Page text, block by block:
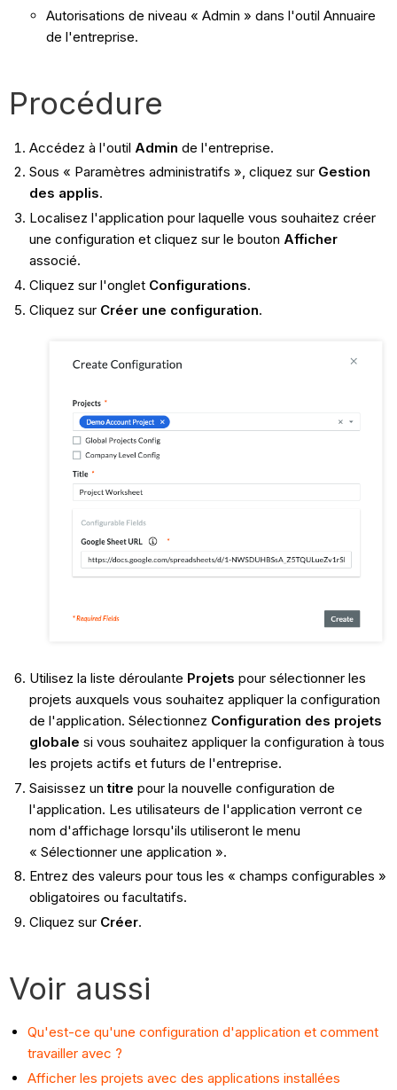
Autorisations de niveau « Admin » dans l'outil Annuaire
de l'entreprise.
Procédure
Accédez à l'outil Admin de l'entreprise.
Sous « Paramètres administratifs », cliquez sur Gestion
des applis.
Localisez l'application pour laquelle vous souhaitez créer
une configuration et cliquez sur le bouton Afficher
associé.
Cliquez sur l'onglet Configurations.
Cliquez sur Créer une configuration.
Utilisez la liste déroulante Projets pour sélectionner les
projets auxquels vous souhaitez appliquer la configuration
de l'application. Sélectionnez Configuration des projets
globale si vous souhaitez appliquer la configuration à tous
les projets actifs et futurs de l'entreprise.
Saisissez untitre pour la nouvelle configuration de
l'application. Les utilisateurs de l'application verront ce
nom d'affichage lorsqu'ils utiliseront le menu
« Sélectionner une application ».
Entrez des valeurs pour tous les « champs configurables »
obligatoires ou facultatifs.
Cliquez sur Créer.
Voir aussi
Qu'est-ce qu'une configuration d'application et comment
travailler avec ?
Afficher les projets avec des applications installées